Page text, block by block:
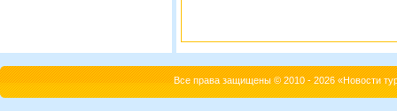
Все права защищены © 2010 - 2026 «Новости